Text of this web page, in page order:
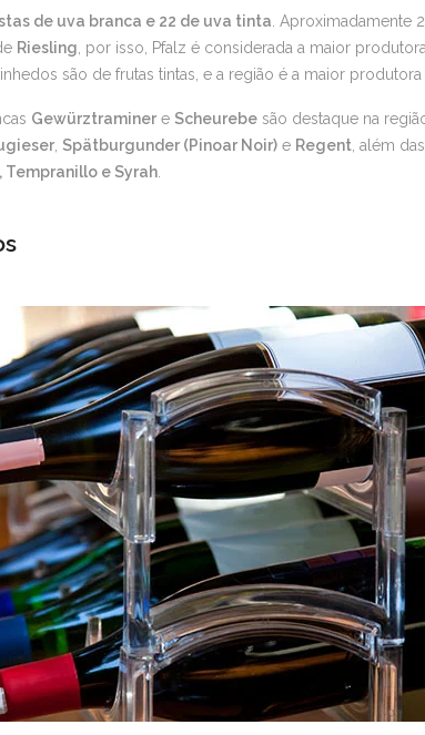
de uva branca e 22 de uva tinta . Aproximadamente
Riesling , por isso, Pfalz é considerada a maior
são de frutas tintas, e a região é a maior
Gewürztraminer e Scheurebe são destaque na
Spätburgunder (Pinoar Noir) e Regent , além
e Syrah